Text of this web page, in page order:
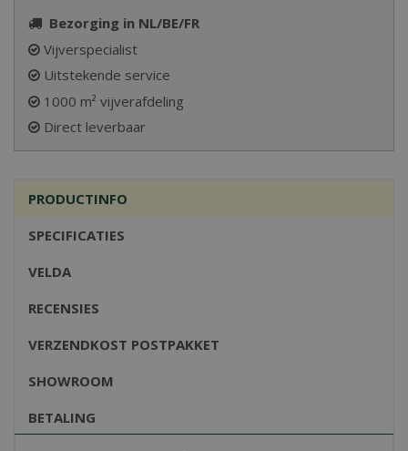
Bezorging in NL/BE/FR
Vijverspecialist
Uitstekende service
1000 m² vijverafdeling
Direct leverbaar
PRODUCTINFO
SPECIFICATIES
VELDA
RECENSIES
VERZENDKOST POSTPAKKET
SHOWROOM
BETALING